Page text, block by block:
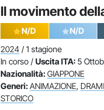
Il movimento
N/D N/D
2024 / 1 stagione
In corso / Uscita ITA: 5
Nazionalità: GIAPPONE
Generi: ANIMAZIONE,
STORICO